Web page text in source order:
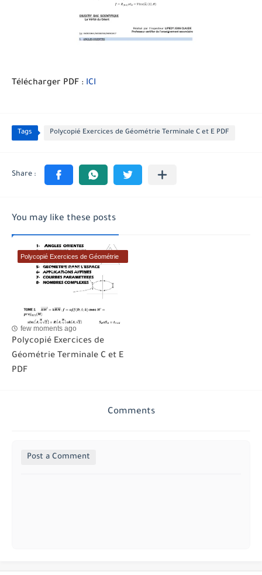
Télécharger PDF : ICI
Tags Polycopié Exercices de Géométrie Terminale C et E PDF
You may like these posts
Polycopié Exercices de Géométrie
Terminale C et E PDF
few moments ago
Polycopié Exercices de
Géométrie Terminale C et E
PDF
Comments
Post a Comment